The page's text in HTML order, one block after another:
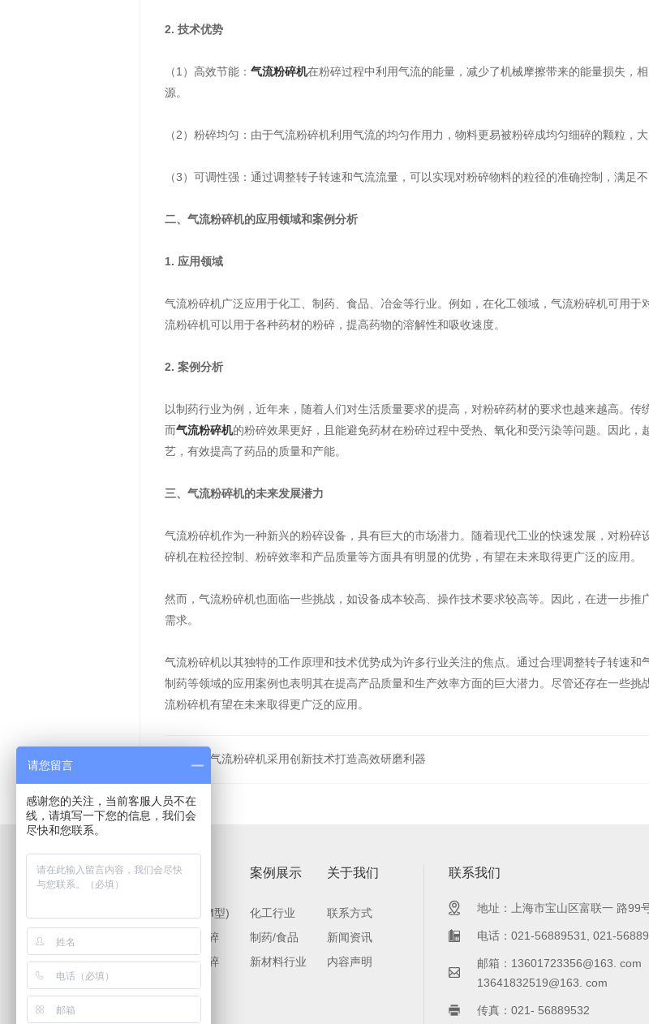
2. 技术优势
（1）高效节能： 气流粉碎机在粉碎过程中利用气流的能量，减少了机械摩擦带来的能量损失，
源。
（2）粉碎均匀：由于气流粉碎机利用气流的均匀作用力，物料更易被粉碎成均匀细碎的颗粒，
（3）可调性强：通过调整转子转速和气流流量，可以实现对粉碎物料的粒径的准确控制，满足不
二、气流粉碎机的应用领域和案例分析
1. 应用领域
气流粉碎机广泛应用于化工、制药、食品、冶金等行业。例如，在化工领域，气流粉碎机可用
流粉碎机可以用于各种药材的粉碎，提高药物的溶解性和吸收速度。
2. 案例分析
以制药行业为例，近年来，随着人们对生活质量要求的提高，对粉碎药材的要求也越来越高。传
而气流粉碎机的粉碎效果更好，且能避免药材在粉碎过程中受热、氧化和受污染等问题。因此
艺，有效提高了药品的质量和产能。
三、气流粉碎机的未来发展潜力
气流粉碎机作为一种新兴的粉碎设备，具有巨大的市场潜力。随着现代工业的快速发展，对粉
碎机在粒径控制、粉碎效率和产品质量等方面具有明显的优势，有望在未来取得更广泛的应用。
然而，气流粉碎机也面临一些挑战，如设备成本较高、操作技术要求较高等。因此，在进一步
需求。
气流粉碎机以其独特的工作原理和技术优势成为许多行业关注的焦点。通过合理调整转子转速和
制药等领域的应用案例也表明其在提高产品质量和生产效率方面的巨大潜力。尽管还存在一些
流粉碎机有望在未来取得更广泛的应用。
上一篇：气流粉碎机采用创新技术打造高效研磨利器
产品中心
超微粉碎(ACM型)
流化床气流粉碎
超音速气流粉碎
案例展示
化工行业
制药/食品
新材料行业
关于我们
联系方式
新闻资讯
内容声明
联系我们
地址：上海市宝山区富联一 路99
电话：021-56889531, 021-
邮箱：13601723356@163. com
13641832519@163. com
传真：021- 56889532
请您留言
感谢您的关注，当前客服人员不在
线，请填写一下您的信息，我们会
尽快和您联系。